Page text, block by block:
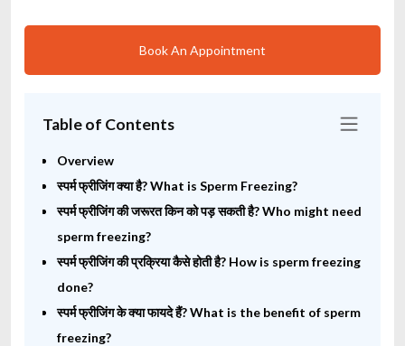
Book An Appointment
Table of Contents
Overview
स्पर्म फ्रीजिंग क्या है? What is Sperm Freezing?
स्पर्म फ्रीजिंग की जरूरत किन को पड़ सकती है? Who might need
sperm freezing?
स्पर्म फ्रीजिंग की प्रक्रिया कैसे होती है? How is sperm freezing
done?
स्पर्म फ्रीजिंग के क्या फायदे हैं? What is the benefit of sperm
freezing?